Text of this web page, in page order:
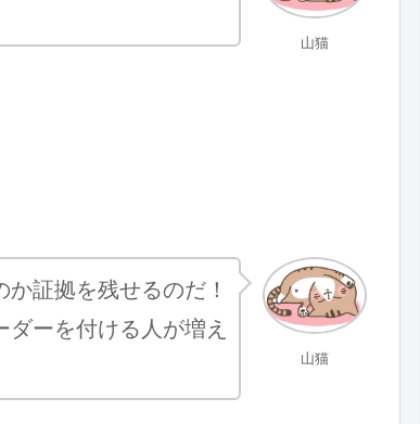
山猫
山猫
証拠を残せるのだ！
ーを付ける人が増え